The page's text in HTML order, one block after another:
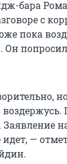
бара
с
пока
Он
Заявление
идет, —